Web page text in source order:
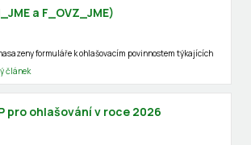
a F_OVZ_JME)
formuláře k ohlašovacím povinnostem týkajících
článek
pro ohlašování v roce 2026